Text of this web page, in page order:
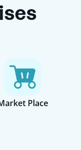
Place